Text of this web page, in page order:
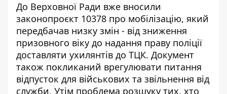
До Верховної Ради вже вносили
законопроєкт 10378 про мобілізацію, який
передбачав низку змін - від зниження
призовного віку до надання праву поліції
доставляти ухилянтів до ТЦК. Документ
також покликаний врегулювати питання
відпусток для військових та звільнення від
служби. Утім проблема розшуку тих, хто